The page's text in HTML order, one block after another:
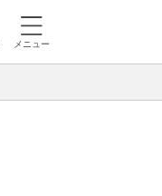
メニュー